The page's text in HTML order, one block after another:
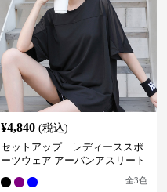
¥4,840 (税込)
セットアップ レディーススポ
ーツウェア アーバンアスリート
全3色